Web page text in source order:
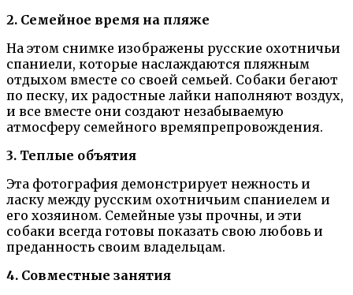
2. Семейное время на пляже
На этом снимке изображены русские охотничьи
спаниели, которые наслаждаются пляжным
отдыхом вместе со своей семьей. Собаки бегают
по песку, их радостные лайки наполняют воздух,
и все вместе они создают незабываемую
атмосферу семейного времяпрепровождения.
3. Теплые объятия
Эта фотография демонстрирует нежность и
ласку между русским охотничьим спаниелем и
его хозяином. Семейные узы прочны, и эти
собаки всегда готовы показать свою любовь и
преданность своим владельцам.
4. Совместные занятия